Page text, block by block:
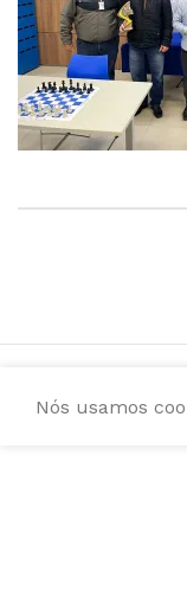
Nós usamos